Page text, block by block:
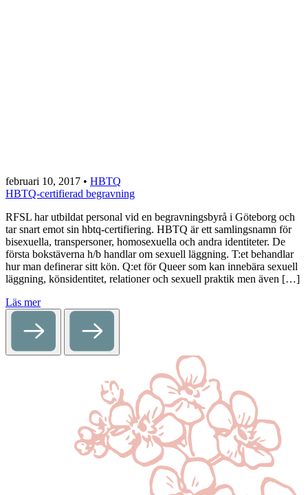
februari 10, 2017 • HBTQ
HBTQ-certifierad begravning
RFSL har utbildat personal vid en begravningsbyrå i Göteborg och
tar snart emot sin hbtq-certifiering. HBTQ är ett samlingsnamn för
bisexuella, transpersoner, homosexuella och andra identiteter. De
första bokstäverna h/b handlar om sexuell läggning. T:et behandlar
hur man definerar sitt kön. Q:et för Queer som kan innebära sexuell
läggning, könsidentitet, relationer och sexuell praktik men även […]
Läs mer